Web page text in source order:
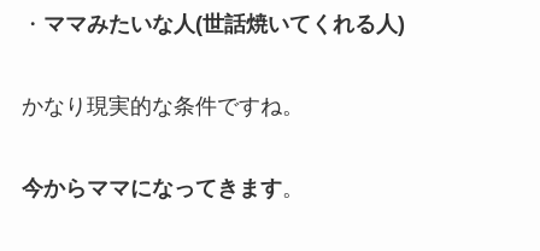
・ ママみたいな人(世話焼いてくれる人)
かなり 現実的な条件ですね。
今からママになってきます。